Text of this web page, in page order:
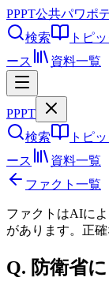
PPPT公共パワポ
検索
トピ
ース
資料一覧
PPPT
検索
トピ
ース
資料一覧
ファクト一覧
ファクトはAIに
があります。正
Q. 防衛省